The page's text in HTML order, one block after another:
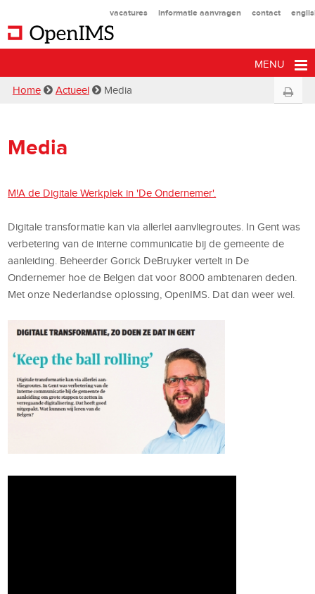
vacatures informatie aanvragen contact
MENU
Home Actueel Media
Media
M!A de Digitale Werkplek in 'De Ondernemer'.
Digitale transformatie kan via allerlei aanvliegroutes. In Gent was
verbetering van de interne communicatie bij de gemeente de
aanleiding. Beheerder Gorick DeBruyker vertelt in De
Ondernemer hoe de Belgen dat voor 8000 ambtenaren deden.
Met onze Nederlandse oplossing, OpenIMS. Dat dan weer wel.